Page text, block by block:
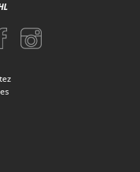
fenetre)
(nouvelle fenetre)
Instagram (nouvelle fenetre)
sur la page Facebook (nouvelle
Aller sur la page Instagram